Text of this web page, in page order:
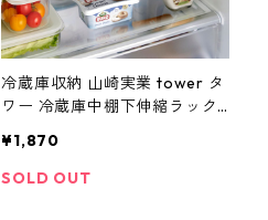
冷蔵庫収納 山崎実業 tower タ
ワー 冷蔵庫中棚下伸縮ラック 1
¥1,870
SOLD OUT